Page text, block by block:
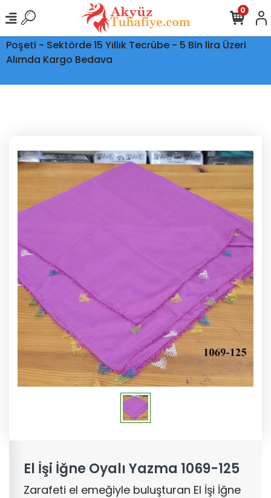
Ptt Kargo İle Tüm Türkiye'ye Teslimat - Şeffaf Kargo
Poşeti - Sektörde 15 Yıllık Tecrübe - 5 Bin lira Üzeri
Alımda Kargo Bedava
0
El İşi İğne Oyalı Yazma 1069-125
Zarafeti el emeğiyle buluşturan El İşi İğne